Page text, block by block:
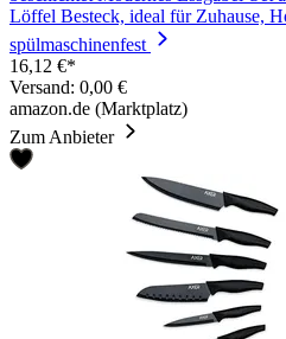
Löffel Besteck, ideal für Zuhause,
spülmaschinenfest
16,12 €*
Versand: 0,00 €
amazon.de (Marktplatz)
Zum Anbieter